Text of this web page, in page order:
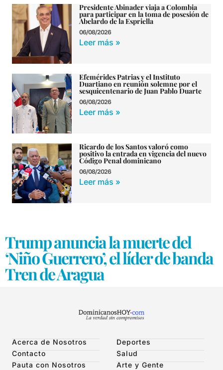
Presidente Abinader viaja a Colombia
para participar en la toma de posesión de
Abelardo de la Espriella
06/08/2026
Leer más »
Efemérides Patrias y el Instituto
Duartiano en reunión solemne por el
sesquicentenario de Juan Pablo Duarte
06/08/2026
Leer más »
Ricardo de los Santos valoró como
positivo la entrada en vigencia del nuevo
Código Penal dominicano
06/08/2026
Leer más »
Trump anuncia la muerte del
‘Niño Guerrero’, el líder de banda
Tren de Aragua
Acerca de Nosotros
Contacto
Pauta con Nosotros
Deportes
Salud
Arte y Gente